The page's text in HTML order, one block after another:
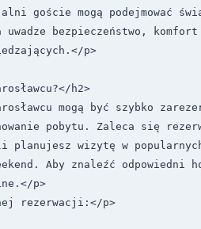
goście mogą podejmować
uwadze bezpieczeństwo,
p>
h2>
mogą być szybko
pobytu. Zaleca się
planujesz wizytę w
Aby znaleźć odpowiedni
p>
rezerwacji:</p>